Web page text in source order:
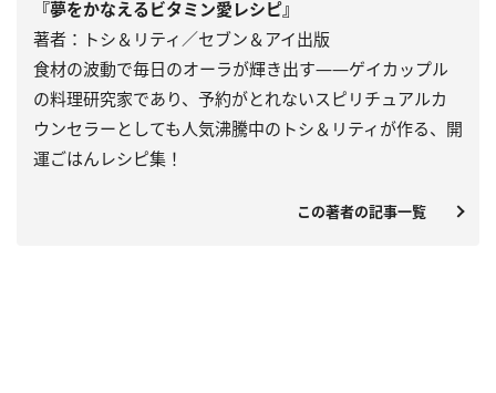
『夢をかなえるビタミン愛レシピ』
著者：トシ＆リティ／セブン＆アイ出版
食材の波動で毎日のオーラが輝き出す――ゲイカップル
の料理研究家であり、予約がとれないスピリチュアルカ
ウンセラーとしても人気沸騰中のトシ＆リティが作る、開
運ごはんレシピ集！
この著者の記事一覧